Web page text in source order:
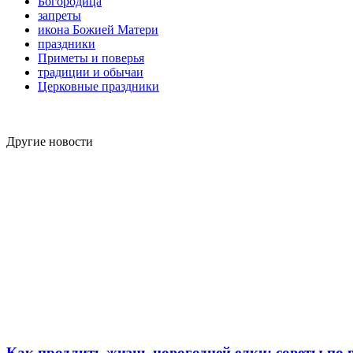
запреты
икона Божией Матери
праздники
Приметы и поверья
традиции и обычаи
Церковные праздники
Другие новости